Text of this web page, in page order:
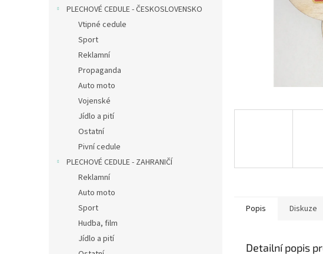
PLECHOVÉ CEDULE - ČESKOSLOVENSKO
Vtipné cedule
Sport
Reklamní
Propaganda
Auto moto
Vojenské
Jídlo a pití
Ostatní
Pivní cedule
PLECHOVÉ CEDULE - ZAHRANIČÍ
Reklamní
Auto moto
Sport
Hudba, film
Jídlo a pití
Popis Diskuze
Detailní popis